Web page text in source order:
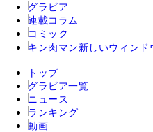
グラビア
連載コラム
コミック
キン肉マン 新しいウィンド
トップ
グラビア一覧
ニュース
ランキング
動画